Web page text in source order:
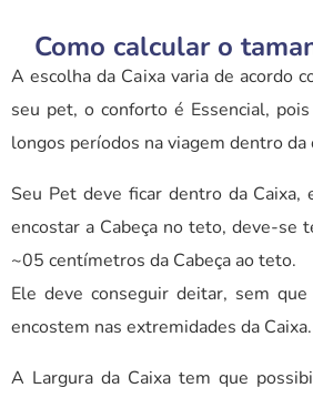
Como calcular o
A escolha da Caixa varia de acordo
seu pet, o conforto é Essencial,
longos períodos na viagem dentro da
Seu Pet deve ficar dentro da Caixa,
encostar a Cabeça no teto, deve-se
~05 centímetros da Cabeça ao teto.
Ele deve conseguir deitar, sem
encostem nas extremidades da Caixa.
A Largura da Caixa tem que